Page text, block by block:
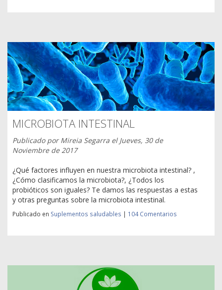
MICROBIOTA INTESTINAL
Publicado porMireia Segarra el Jueves, 30 de
Noviembre de 2017
¿Qué factores influyen en nuestra microbiota intestinal? ,
¿Cómo clasificamos la microbiota?, ¿Todos los
probióticos son iguales? Te damos las respuestas a estas
y otras preguntas sobre la microbiota intestinal.
Publicado en Suplementos saludables | 104 Comentarios